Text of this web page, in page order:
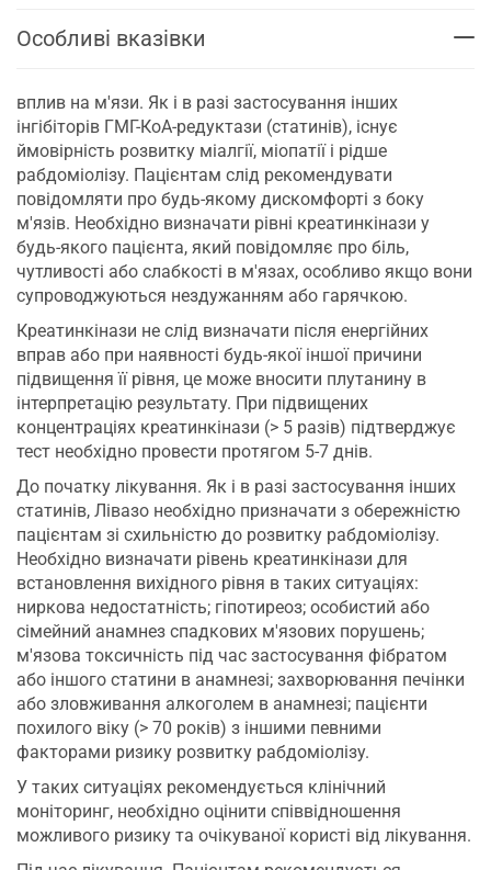
Особливі вказівки
вплив на м'язи. Як і в разі застосування інших
інгібіторів ГМГ-КоА-редуктази (статинів), існує
ймовірність розвитку міалгії, міопатії і рідше
рабдоміолізу. Пацієнтам слід рекомендувати
повідомляти про будь-якому дискомфорті з боку
м'язів. Необхідно визначати рівні креатинкінази у
будь-якого пацієнта, який повідомляє про біль,
чутливості або слабкості в м'язах, особливо якщо вони
супроводжуються нездужанням або гарячкою.
Креатинкінази не слід визначати після енергійних
вправ або при наявності будь-якої іншої причини
підвищення її рівня, це може вносити плутанину в
інтерпретацію результату. При підвищених
концентраціях креатинкінази (> 5 разів) підтверджує
тест необхідно провести протягом 5-7 днів.
До початку лікування. Як і в разі застосування інших
статинів, Лівазо необхідно призначати з обережністю
пацієнтам зі схильністю до розвитку рабдоміолізу.
Необхідно визначати рівень креатинкінази для
встановлення вихідного рівня в таких ситуаціях:
ниркова недостатність; гіпотиреоз; особистий або
сімейний анамнез спадкових м'язових порушень;
м'язова токсичність під час застосування фібратом
або іншого статини в анамнезі; захворювання печінки
або зловживання алкоголем в анамнезі; пацієнти
похилого віку (> 70 років) з іншими певними
факторами ризику розвитку рабдоміолізу.
У таких ситуаціях рекомендується клінічний
моніторинг, необхідно оцінити співвідношення
можливого ризику та очікуваної користі від лікування.